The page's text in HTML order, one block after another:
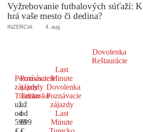
Vyžrebovanie futbalových súťaží:
hrá vaše mesto či dedina?
INZERCIA 4. aug
Dovolenka
Reštaurácie
Poznávacie
zájazdy
Turecko
už
od
599
Poznávacie
zájazdy
Taliansko
už
od
699
Last
Minute
Dovolenka
Poznávacie
zájazdy
Last
Minute